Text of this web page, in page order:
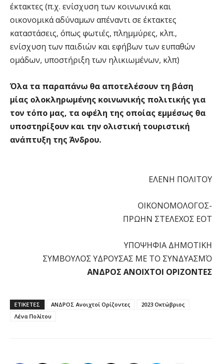
έκτακτες (π.χ. ενίσχυση των κοινωνικά και
οικονομικά αδύναμων απέναντι σε έκτακτες
καταστάσεις, όπως φωτιές, πλημμύρες, κλπ.,
ενίσχυση των παιδιών και εφήβων των ευπαθών
ομάδων, υποστήριξη των ηλικιωμένων, κλπ)
Όλα τα παραπάνω θα αποτελέσουν τη βάση
μίας ολοκληρωμένης κοινωνικής πολιτικής για
τον τόπο μας, τα οφέλη της οποίας εμμέσως θα
υποστηρίξουν και την ολιστική τουριστική
ανάπτυξη της Άνδρου.
ΕΛΕΝΗ ΠΟΛΙΤΟΥ
ΟΙΚΟΝΟΜΟΛΟΓΟΣ-
ΠΡΩΗΝ ΣΤΕΛΕΧΟΣ ΕΟΤ
ΥΠΟΨΗΦΙΑ ΔΗΜΟΤΙΚΗ
ΣΥΜΒΟΥΛΟΣ ΥΔΡΟΥΣΑΣ ΜΕ ΤΟ ΣΥΝΔΥΑΣΜΌ
ΑΝΔΡΟΣ ΑΝΟΙΧΤΟΙ ΟΡΙΖΟΝΤΕΣ
ΕΤΙΚΕΤΕΣ ΑΝΔΡΟΣ Ανοιχτοί Ορίζοντες
2023 Οκτώβριος
Λένα Πολίτου